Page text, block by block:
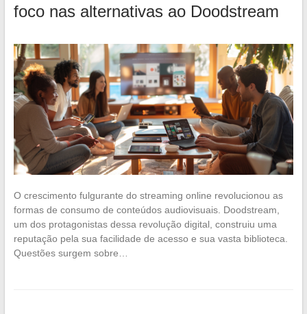
foco nas alternativas ao Doodstream
O crescimento fulgurante do streaming online revolucionou as
formas de consumo de conteúdos audiovisuais. Doodstream,
um dos protagonistas dessa revolução digital, construiu uma
reputação pela sua facilidade de acesso e sua vasta biblioteca.
Questões surgem sobre…